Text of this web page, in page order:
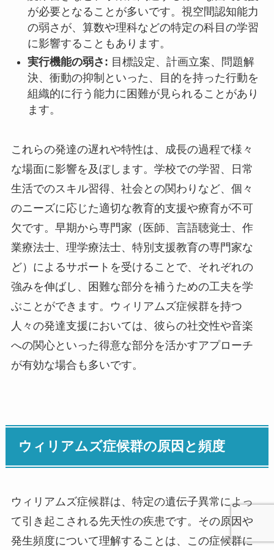
が必要となることが多いです。視空間認知能力
の弱さが、算数や理科などの特定の科目の学習
に影響することもあります。
実行機能の弱さ: 目標設定、計画立案、問題解
決、衝動の抑制といった、目的を持った行動を
組織的に行う能力に困難が見られることがあり
ます。
これらの発達の遅れや特性は、成長の過程で様々
な場面に影響を及ぼします。学校での学習、日常
生活でのスキル習得、社会との関わりなど、個々
のニーズに応じた適切な教育的支援や療育が不可
欠です。早期から専門家（医師、言語聴覚士、作
業療法士、理学療法士、特別支援教育の専門家な
ど）によるサポートを受けることで、それぞれの
強みを伸ばし、困難な部分を補うための工夫を学
ぶことができます。ウィリアムズ症候群を持つ
人々の発達支援においては、彼らの社交性や音楽
への関心といった得意な部分を活かすアプローチ
が有効な場合も多いです。
ウィリアムズ症候群の原因と頻度
ウィリアムズ症候群は、特定の遺伝子異常によっ
て引き起こされる先天性の疾患です。その原因や
発生頻度について理解することは、この症候群に